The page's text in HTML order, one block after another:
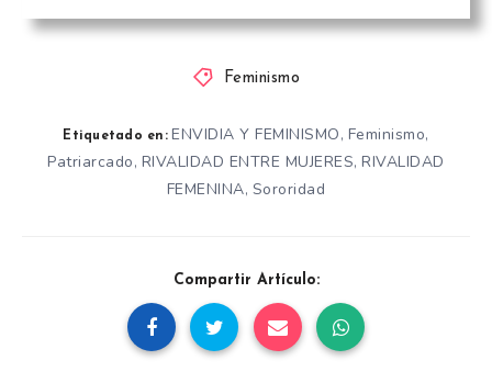
Feminismo
Etiquetado en: ENVIDIA Y FEMINISMO, Feminismo,
Patriarcado, RIVALIDAD ENTRE MUJERES,RIVALIDAD
FEMENINA, Sororidad
Compartir Artículo: